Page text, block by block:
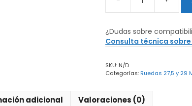
DT
XM
1501
cantidad
¿Dudas sobre
Consulta técnica
SKU: N/D
Categorías:Ruedas 27,5 y 29
adicional Valoraciones (0)